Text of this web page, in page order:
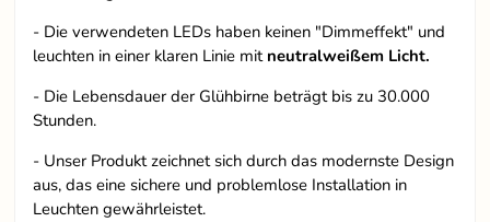
- Die verwendeten LEDs haben keinen "Dimmeffekt" und
leuchten in einer klaren Linie mit neutralweißem Licht.
- Die Lebensdauer der Glühbirne beträgt bis zu 30.000
Stunden.
- Unser Produkt zeichnet sich durch das modernste Design
aus, das eine sichere und problemlose Installation in
Leuchten gewährleistet.